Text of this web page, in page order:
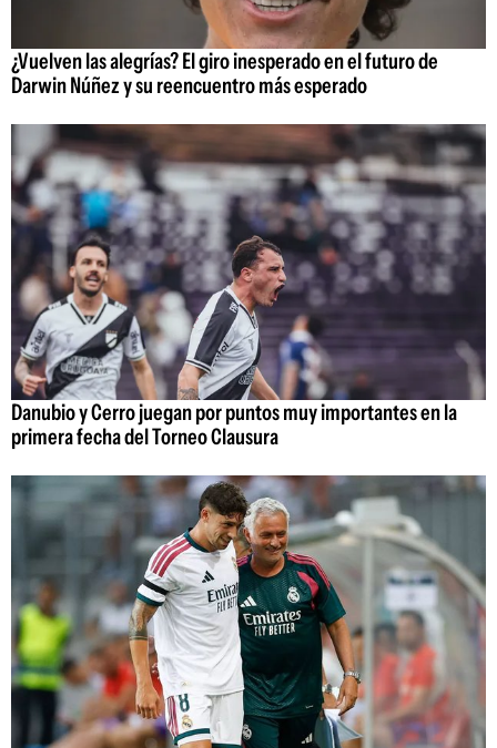
¿Vuelven las alegrías? El giro inesperado en el futuro de
Darwin Núñez y su reencuentro más esperado
Danubio y Cerro juegan por puntos muy importantes en la
primera fecha del Torneo Clausura